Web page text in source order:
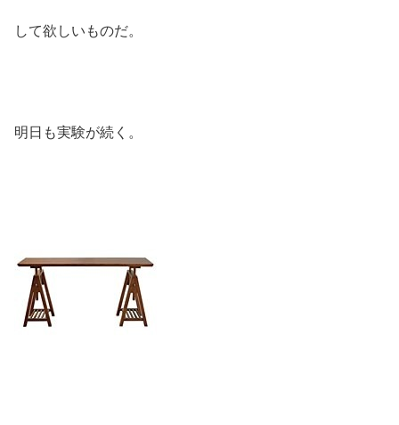
して欲しいものだ。
明日も実験が続く。